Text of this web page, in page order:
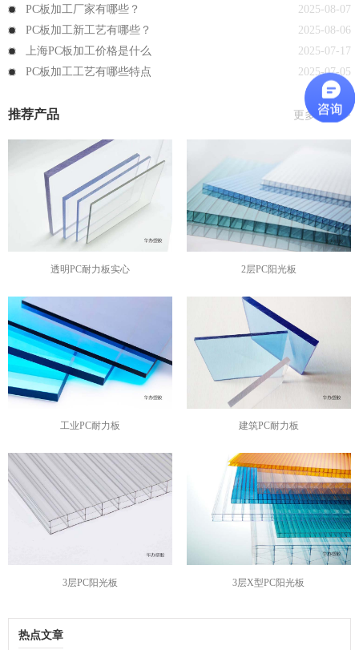
PC板加工厂家有哪些？
2025-08-07
PC板加工新工艺有哪些？
2025-08-06
上海PC板加工价格是什么
2025-07-17
PC板加工工艺有哪些特点
2025-07-05
推荐产品 更多产品>>
透明PC耐力板实心 2层PC阳光板
工业PC耐力板 建筑PC耐力板
3层PC阳光板 3层X型PC阳光板
热点文章